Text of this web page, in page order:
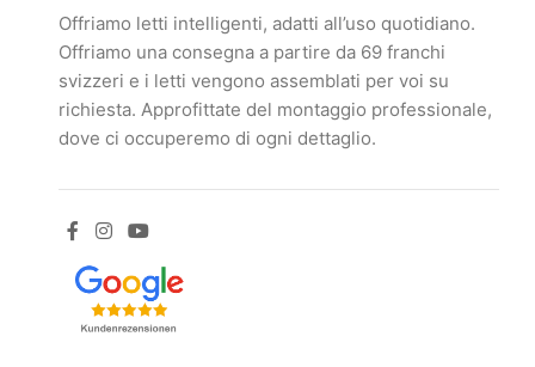
Offriamo letti intelligenti, adatti all’uso quotidiano.
Offriamo una consegna a partire da 69 franchi
svizzeri e i letti vengono assemblati per voi su
richiesta. Approfittate del montaggio professionale,
dove ci occuperemo di ogni dettaglio.